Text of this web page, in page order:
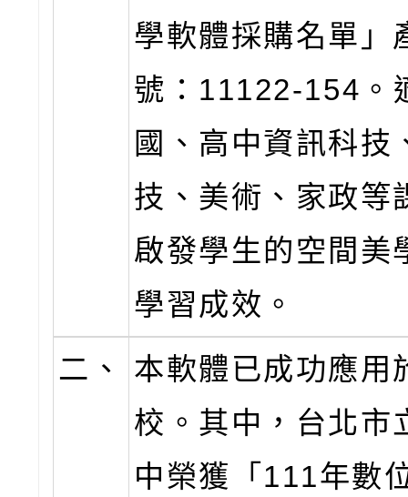
學軟體採購名單」
號：11122-154。
國、高中資訊科技
技、美術、家政等
啟發學生的空間美
學習成效。
二、
本軟體已成功應用
校。其中，台北市
中榮獲「111年數